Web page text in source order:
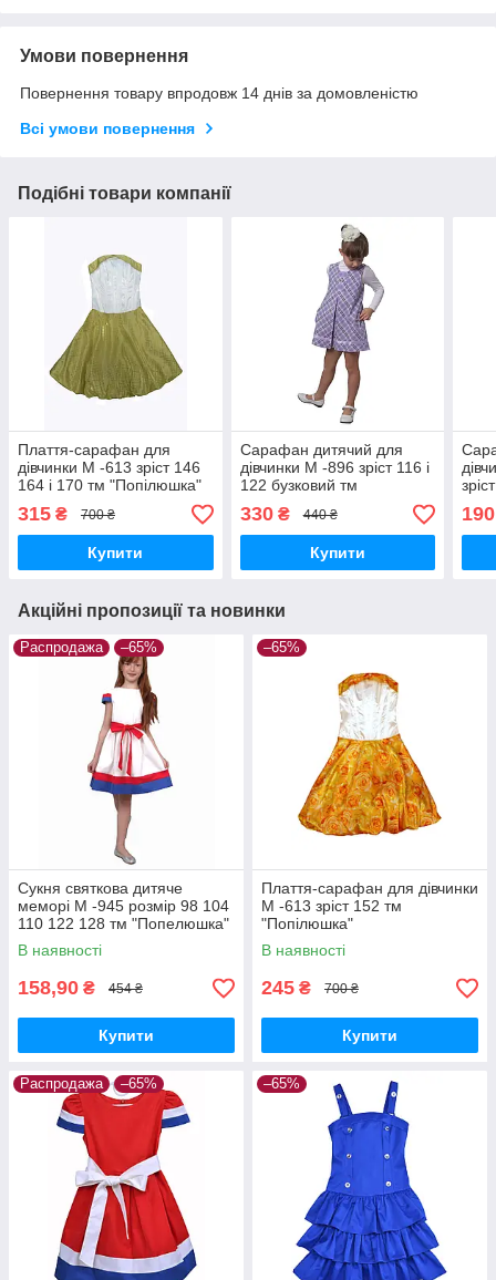
Умови повернення
Повернення товару впродовж 14 днів за домовленістю
Всі умови повернення
Подібні товари компанії
Плаття-сарафан для
дівчинки М -613 зріст 146
164 і 170 тм "Попілюшка"
315 ₴ 700 ₴
Купити
Сарафан дитячий для
дівчинки М -896 зріст 116 і
122 бузковий тм
330₴ 440 ₴
Купити
190
Акційні пропозиції та новинки
Распродажа –65%
Сукня святкова дитяче
меморі М -945 розмір 98 104
110 122 128 тм "Попелюшка"
В наявності
158,90 ₴ 454 ₴
Купити
–65%
Плаття-сарафан для дівчинки
М -613 зріст 152 тм
"Попілюшка"
В наявності
245 ₴ 700 ₴
Купити
Распродажа –65% –65%